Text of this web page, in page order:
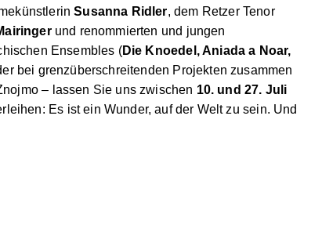
Susanna Ridler, dem Retzer Tenor
und renommierten und jungen
Ensembles (Die Knoedel, Aniada a Noar,
bei grenzüberschreitenden Projekten zusammen
– lassen Sie uns zwischen 10. und 27. Juli
Es ist ein Wunder, auf der Welt zu sein. Und